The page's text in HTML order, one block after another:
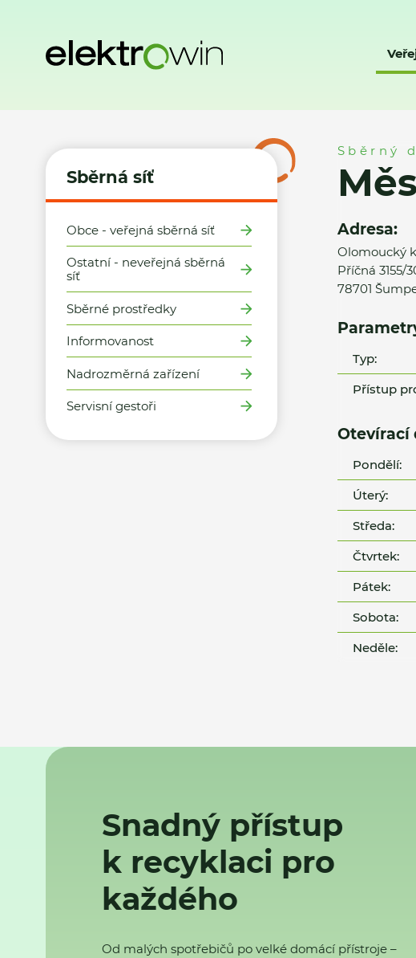
Sběrná síť
Obce - veřejná sběrná síť
Ostatní - neveřejná sběrná
síť
Sběrné prostředky
Informovanost
Nadrozměrná zařízení
Servisní gestoři
Sběrný
Adresa:
Olomoucký
Příčná 3155/
78701
Typ:
Přístup
Otevírací
Pondělí:
Úterý:
Středa:
Čtvrtek:
Pátek:
Sobota:
Neděle:
Snadný přístup
k recyklaci pro
každého
Od malých spotřebičů po velké domácí přístroje –